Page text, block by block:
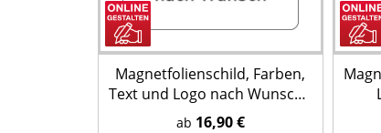
Magnetfolienschild, Farben,
Text und Logo nach Wunsch -
Querformat
ab 16,90 €